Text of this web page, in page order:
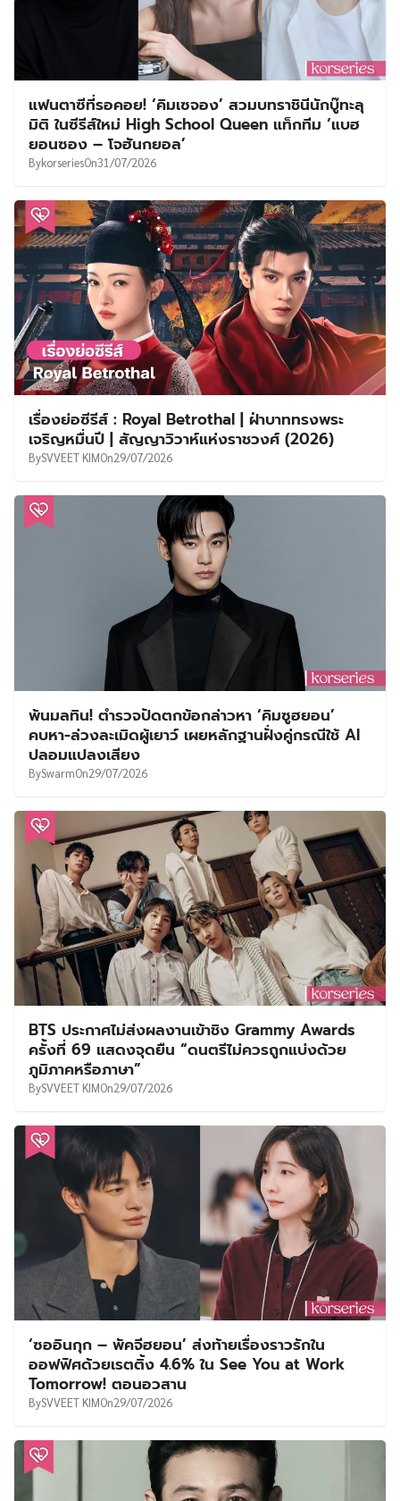
แฟนตาซีที่รอคอย! ‘คิมเซจอง’ สวมบทราชินีนักบู๊ทะลุ
มิติ ในซีรีส์ใหม่ High School Queen แท็กทีม ‘แบฮ
ยอนซอง – โจฮันกยอล’
BykorseriesOn31/07/2026
เรื่องย่อซีรีส์ : Royal Betrothal | ฝ่าบาททรงพระ
เจริญหมื่นปี | สัญญาวิวาห์แห่งราชวงศ์ (2026)
BySVVEET KIMOn29/07/2026
พ้นมลทิน! ตำรวจปัดตกข้อกล่าวหา ‘คิมซูฮยอน’
คบหา-ล่วงละเมิดผู้เยาว์ เผยหลักฐานฝั่งคู่กรณีใช้ AI
ปลอมแปลงเสียง
BySwarmOn29/07/2026
BTS ประกาศไม่ส่งผลงานเข้าชิง Grammy Awards
ครั้งที่ 69 แสดงจุดยืน “ดนตรีไม่ควรถูกแบ่งด้วย
ภูมิภาคหรือภาษา”
BySVVEET KIMOn29/07/2026
‘ซออินกุก – พัคจีฮยอน’ ส่งท้ายเรื่องราวรักใน
ออฟฟิศด้วยเรตติ้ง 4.6% ใน See You at Work
Tomorrow! ตอนอวสาน
BySVVEET KIMOn29/07/2026